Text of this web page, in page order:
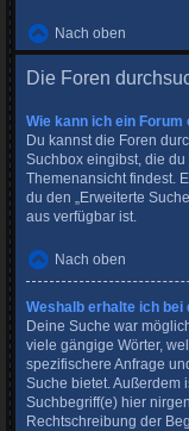
Nach oben
Die Foren
Wie kann ich ein
Du kannst die Foren
Suchbox eingibst, die
Themenansicht findest.
du den „Erweiterte
aus verfügbar ist.
Nach oben
Weshalb erhalte ich
Deine Suche war
viele gängige Wörter,
spezifischere Anfrage
Suche bietet. Außerdem
Suchbegriff(e) hier
Rechtschreibung der